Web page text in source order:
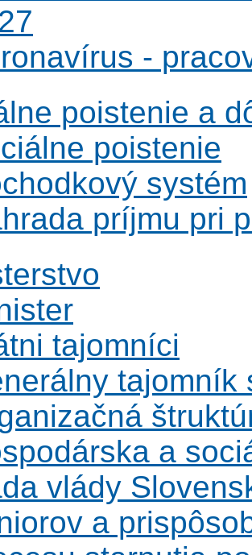
-
poistenie a
poistenie
systém
príjmu pri
tajomníci
tajomník
a
vlády
a